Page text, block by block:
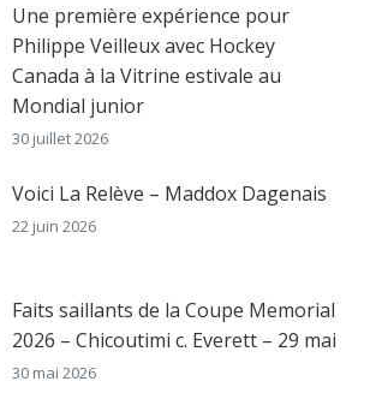
Une première expérience pour
Philippe Veilleux avec Hockey
Canada à la Vitrine estivale au
Mondial junior
30 juillet 2026
Voici La Relève – Maddox Dagenais
22 juin 2026
Faits saillants de la Coupe Memorial
2026 – Chicoutimi c. Everett – 29 mai
30 mai 2026